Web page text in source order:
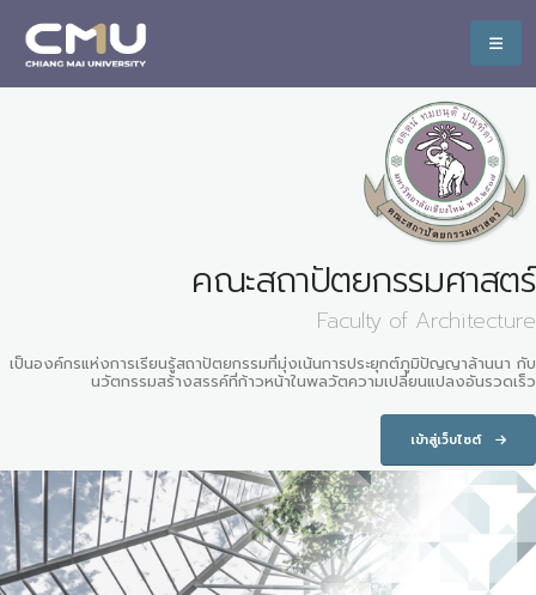
คณะสถาปัตยกรรมศาสตร์
Faculty of Architecture
เป็นองค์กรแห่งการเรียนรู้สถาปัตยกรรมที่มุ่งเน้นการประยุกต์ภูมิปัญญาล้านนา กับ
นวัตกรรมสร้างสรรค์ที่ก้าวหน้าในพลวัตความเปลี่ยนแปลงอันรวดเร็ว
เข้าสู่เว็บไซต์